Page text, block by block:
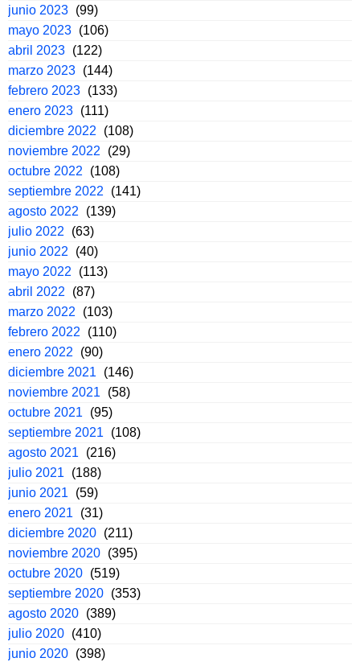
junio 2023 (99)
mayo 2023 (106)
abril 2023 (122)
marzo 2023 (144)
febrero 2023 (133)
enero 2023 (111)
diciembre 2022
(108)
noviembre 2022
(29)
octubre 2022
(108)
septiembre 2022
(141)
agosto 2022
(139)
julio 2022
(63)
junio 2022
(40)
mayo 2022
(113)
abril 2022
(87)
marzo 2022
(103)
febrero 2022
(110)
enero 2022
(90)
diciembre 2021
(146)
noviembre 2021
(58)
octubre 2021
(95)
septiembre 2021
(108)
agosto 2021
(216)
julio 2021
(188)
junio 2021
(59)
enero 2021
(31)
diciembre 2020 (211)
noviembre 2020 (395)
octubre 2020 (519)
septiembre 2020 (353)
agosto 2020 (389)
julio 2020 (410)
junio 2020 (398)